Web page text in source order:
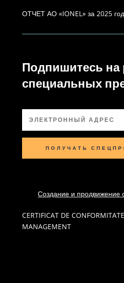
ОТЧЕТ АО «IONEL» за 2025 год
Подпишитесь на
специальных
ПОЛУЧАТЬ
Создание и продвижение
CERTIFICAT DE
MANAGEMENT